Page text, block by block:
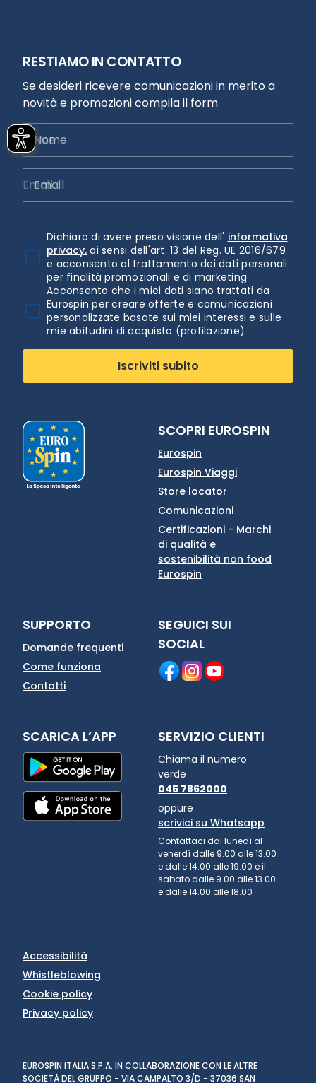
RESTIAMO IN CONTATTO
Se desideri ricevere comunicazioni in merito a
novità e promozioni compila il form
Nome
Email
Dichiaro di avere preso visione dell' informativa
privacy. ai sensi dell'art. 13 del Reg. UE 2016/679
e acconsento al trattamento dei dati personali
per finalità promozionali e di marketing
Acconsento che i miei dati siano trattati da
Eurospin per creare offerte e comunicazioni
personalizzate basate sui miei interessi e sulle
mie abitudini di acquisto (profilazione)
Iscriviti subito
SCOPRI EUROSPIN
Eurospin
Eurospin Viaggi
Store locator
Comunicazioni
Certificazioni - Marchi
di qualità e
sostenibilità non food
Eurospin
SUPPORTO
Domande frequenti
Come funziona
Contatti
SEGUICI SUI
SOCIAL
SCARICA L’APP SERVIZIO CLIENTI
Chiama il numero
verde
045 7862000
oppure
scrivici su Whatsapp
Contattaci dal lunedì al
venerdì dalle 9.00 alle 13.00
e dalle 14.00 alle 19.00 e il
sabato dalle 9.00 alle 13.00
e dalle 14.00 alle 18.00
Accessibilità
Whistleblowing
Cookie policy
Privacy policy
EUROSPIN ITALIA S.P.A. IN COLLABORAZIONE CON LE ALTRE
SOCIETÀ DEL GRUPPO - VIA CAMPALTO 3/D - 37036 SAN